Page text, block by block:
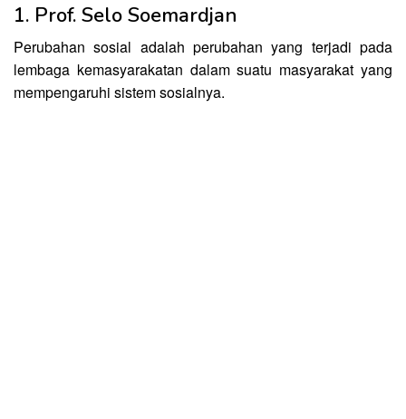
1. Prof. Selo Soemardjan
Perubahan sosial adalah perubahan yang terjadi pada
lembaga kemasyarakatan dalam suatu masyarakat yang
mempengaruhi sistem sosialnya.